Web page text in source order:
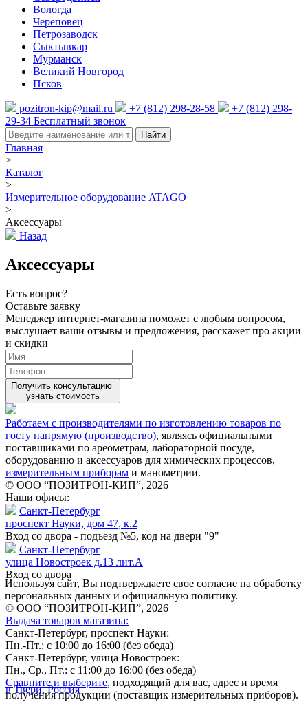
Вологда
Череповец
Петрозаводск
Сыктывкар
Мурманск
Великий Новгород
Псков
pozitron-kip@mail.ru +7 (812) 298-28-58
+7 (812) 298-
29-34 Бесплатный звонок
Найти
Главная
>
Каталог
>
Измерительное оборудование ATAGO
>
Аксессуары
Назад
Аксессуары
Есть вопрос?
Оставьте заявку
Менеджер интернет-магазина поможет с любым вопросом,
выслушает ваши отзывы и предложения, расскажет про акции
и скидки
Получить консультацию
узнать стоимость
Работаем с производителями по изготовлению товаров по
госту напрямую (производство), являясь официальными
поставщиками по ареометрам, лабораторной посуде,
оборудованию и аксессуаров для химических процессов,
измерительным приборам и манометрии.
© ООО “ПОЗИТРОН-КИП”, 2026
Наши офисы:
Санкт-Петербург
проспект Науки, дом 47, к.2
Вход со двора - подъезд №5, код на двери "9"
Санкт-Петербург
улица Новостроек д.13 лит.А
Вход со двора
Используя сайт, Вы подтверждаете свое согласие на обработку
персональных данных и официальную политику.
© ООО “ПОЗИТРОН-КИП”, 2026
Выдача товаров магазина:
Санкт-Петербург, проспект Науки:
Пн.-Пт.: с 10:00 до 16:00 (без обеда)
Санкт-Петербург, улица Новостроек:
Пн., Ср., Пт.: с 11:00 до 16:00 (без обеда)
Сравните и выберите, подходящий для вас, адрес и время
получения продукции (поставщик измерительных приборов).
в Твери, Россия